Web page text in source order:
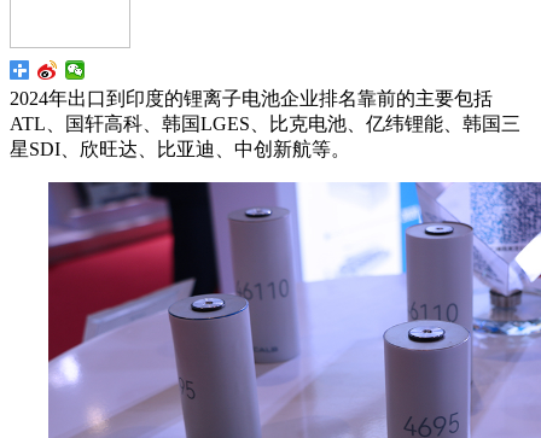
2024年出口到印度的锂离子电池企业排名靠前的主要包括
ATL、国轩高科、韩国LGES、比克电池、亿纬锂能、韩国三
星SDI、欣旺达、比亚迪、中创新航等。